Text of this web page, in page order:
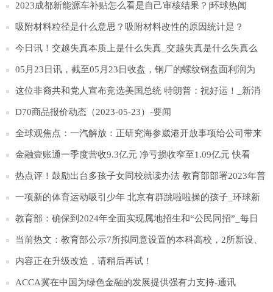
2023成都新能源车补贴怎么看是自己审核结果？|环球热闻
吸附材料粒径是什么意思？吸附材料改性的原因统计是？
今日讯！交越失真本质上是什么失真_交越失真是什么失真么
05月23日讯，截至05月23日收盘，钢厂的螺纹钢盘面利润为
208.1元/吨，较上个交易日增加28.36元-全球通讯
这位非裔共和党人宣布竞选美国总统 特朗普：祝好运！_新消
息
D70商品报价动态（2023-05-23）-要闻
全球观焦点：一汽解放：正研究海参崴港开放事项给公司带来
的影响
金融壹账通一季度营收9.3亿元 净亏损收窄至1.09亿元 快看
热点评！鼓励出台多孩子女同校就读办法 教育部部署2023年普
通中小学招生入学工作
一项新的体育运动吸引少年 北京有群跳啦啦操的孩子_环球新
视野
教育部：确保到2024年全面实现属地招生和“公民同招”_每日
速读
当前热文：教育部公示7所拟同意设置的本科高校，2所新设、
4所更名
内容正在升级改造，请稍后再试！
ACCA冀在中国为绿色金融的发展提供强有力支持-通讯